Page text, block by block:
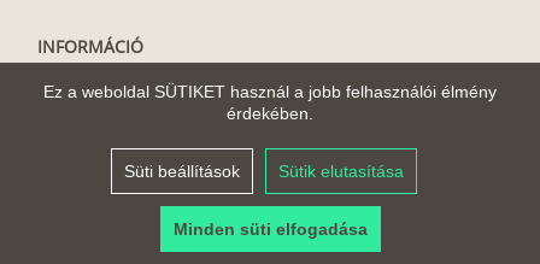
Ez a weboldal SÜTIKET használ a jobb felhasználói élmény
érdekében.
Süti beállítások Sütik elutasítása
Minden süti elfogadása
INFORMÁCIÓ
Felhasználási javaslat